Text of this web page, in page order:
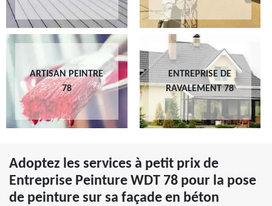
ARTISAN PEINTRE
78
ENTREPRISE DE
RAVALEMENT 78
Adoptez les services à petit prix de
Entreprise Peinture WDT 78 pour la pose
de peinture sur sa façade en béton